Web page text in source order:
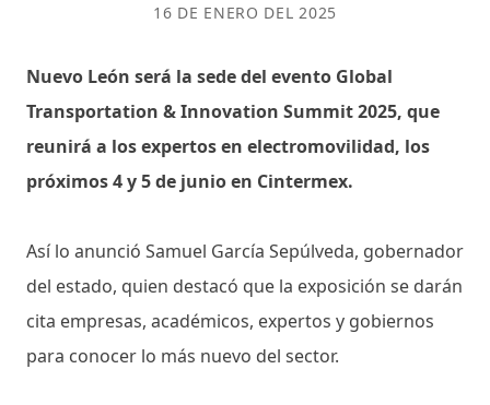
16 DE ENERO DEL 2025
Nuevo León será la sede del evento Global
Transportation & Innovation Summit 2025, que
reunirá a los expertos en electromovilidad, los
próximos 4 y 5 de junio en Cintermex.
Así lo anunció Samuel García Sepúlveda, gobernador
del estado, quien destacó que la exposición se darán
cita empresas, académicos, expertos y gobiernos
para conocer lo más nuevo del sector.